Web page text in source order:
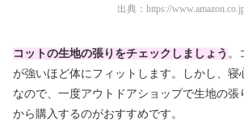
出典： https://
コットの生地の張りをチェックしましょう 。
が強いほど体にフィットします。しかし、寝
なので、一度アウトドアショップで生地の張
から購入するのがおすすめです。